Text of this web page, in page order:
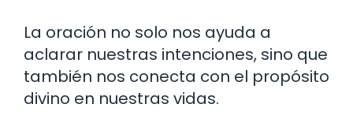
La oración no solo nos ayuda a
aclarar nuestras intenciones, sino que
también nos conecta con el propósito
divino en nuestras vidas.